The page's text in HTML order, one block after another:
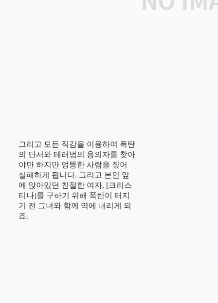
그리고 모든 직감을 이용하여 폭탄
의 단서와 테러범의 용의자를 찾아
야만 하지만 엉뚱한 사람을 짚어
실패하게 됩니다. 그리고 본인 앞
에 앉아있던 친절한 여자, [크리스
티나]를 구하기 위해 폭탄이 터지
기 전 그녀와 함께 역에 내리게 되
죠.